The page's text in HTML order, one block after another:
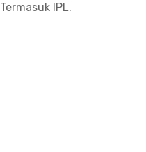
Termasuk IPL.